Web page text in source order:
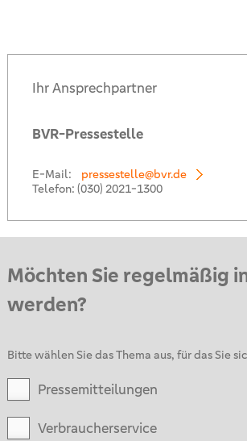
Ihr Ansprechpartner
BVR-Pressestelle
E-Mail:
pressestelle@bvr.de
Telefon: (030) 2021-1300
Möchten Sie regelmäßig
werden?
Bitte wählen Sie das Thema aus, für das Sie
Pressemitteilungen
Verbraucherservice